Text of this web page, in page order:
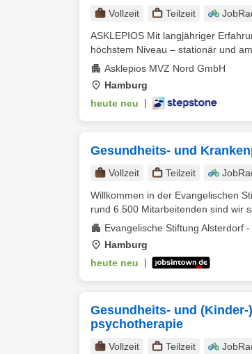
Vollzeit Teilzeit
ASKLEPIOS Mit langjähriger
höchstem Niveau – stationär und
Asklepios MVZ Nord GmbH
Hamburg
heute neu
Gesundheits- und
Vollzeit Teilzeit
Willkommen in der Evangelischen
rund 6.500 Mitarbeitenden sind wir
Evangelische Stiftung Alsterdorf
Hamburg
heute neu
Gesundheits- und
psychotherapie
Vollzeit Teilzeit